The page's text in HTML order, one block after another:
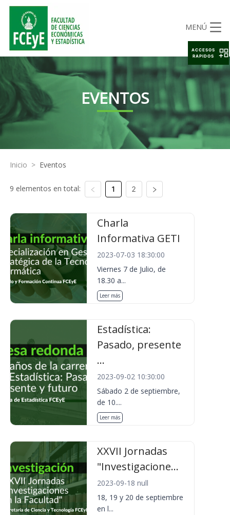
MENÚ
EVENTOS
Inicio > Eventos
9 elementos en total: 1 2
Charla
Informativa GETI
2023-07-03 18:30:00
Viernes 7 de Julio, de
18.30 a...
Leer más
Estadística:
Pasado, presente
...
2023-09-02 10:30:00
Sábado 2 de septiembre,
de 10....
Leer más
XXVII Jornadas
"Investigacione...
2023-09-18 null
18, 19 y 20 de septiembre
en l...
ACCESOS
RAPIDOS